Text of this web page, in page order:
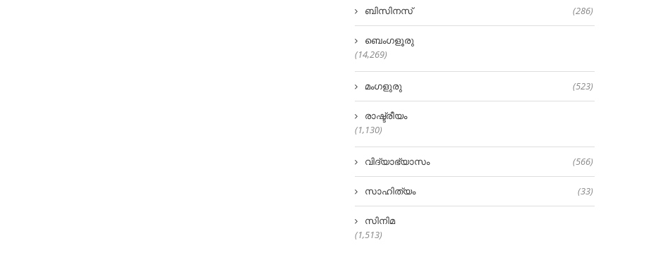
ബിസിനസ് (286)
ബെംഗളൂരു
(14,269)
മംഗളുരു (523)
രാഷ്ട്രീയം
(1,130)
വിദ്യാഭ്യാസം (566)
സാഹിത്യം (33)
സിനിമ
(1,513)